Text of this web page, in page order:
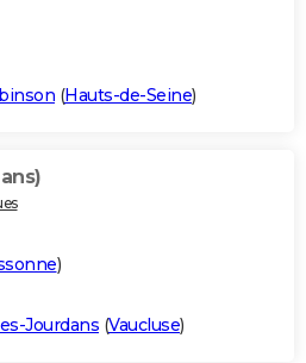
(Hauts-de-Seine)
)
Jourdans (Vaucluse)